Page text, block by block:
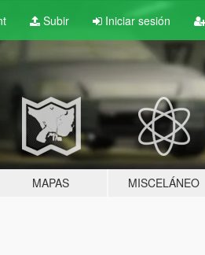
Subir Iniciar sesión
MAPAS MISCELÁNEO